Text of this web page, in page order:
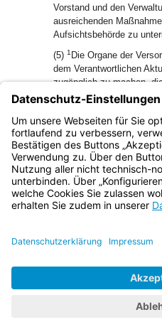
Vorstand und den
ausreichenden
Aufsichtsbehörde zu
(5) 1 Die Organe der
dem Verantwortlichen
zugänglich zu machen,
erforderlich sind.2 Wird
Versorgungsanstalt an
gelten für diesen Aktuar
Vorschriften für den
Bayern.de
BayernPortal
Impressum